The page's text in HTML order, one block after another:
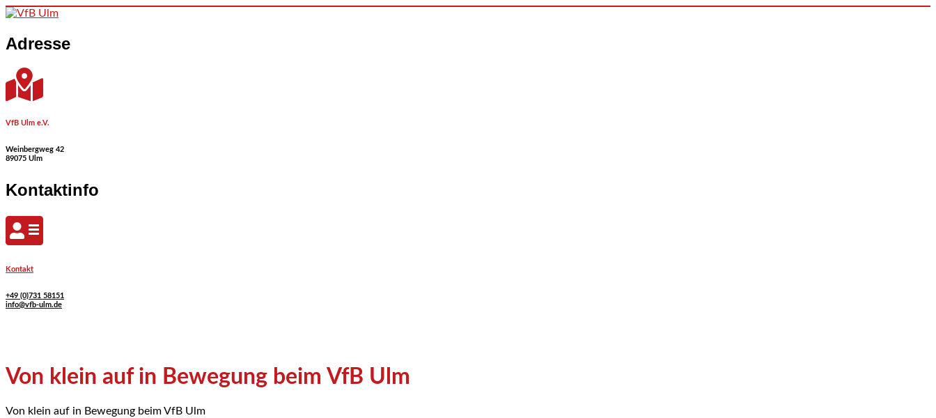
Skip to content
Adresse
VfB Ulm e.V.
Weinbergweg 42
89075 Ulm
Kontaktinfo
Kontakt
+49 (0)731 58151
info@vfb-ulm.de
Von klein auf in Bewegung beim VfB Ulm
Von klein auf in Bewegung beim VfB Ulm